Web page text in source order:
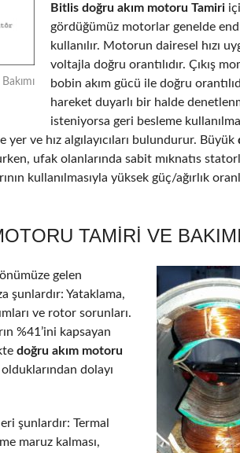
Bitlis doğru akım motoru Tamiri
gördüğümüz motorlar genelde
kullanılır. Motorun dairesel hızı
voltajla doğru orantılıdır. Çıkış
bobin akım gücü ile doğru
hareket duyarlı bir halde
isteniyorsa geri besleme
ve hız algılayıcıları bulundurur. Büyük
ufak olanlarında sabit mıknatıs
kullanılmasıyla yüksek güç/ağırlık
TAMIRI VE BAKIMI
gelen
şunlardır: Yataklama,
ve rotor sorunları.
%41’ini kapsayan
doğru akım motoru
dolayı
şunlardır: Termal
maruz kalması,